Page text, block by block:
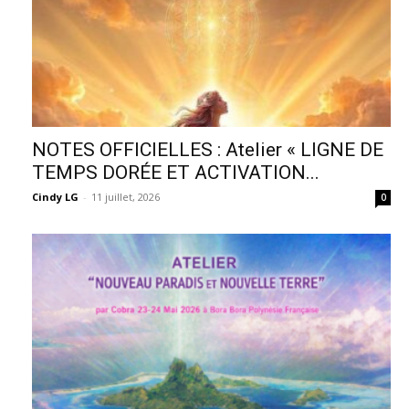
NOTES OFFICIELLES : Atelier « LIGNE DE
TEMPS DORÉE ET ACTIVATION...
Cindy LG - 11 juillet, 2026 0